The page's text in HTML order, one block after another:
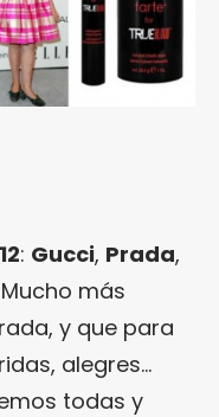
: Gucci, Prada,
más
y que para
alegres…
todas y